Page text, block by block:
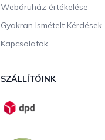
Webáruház értékelése
Gyakran Ismételt Kérdések
Kapcsolatok
SZÁLLÍTÓINK